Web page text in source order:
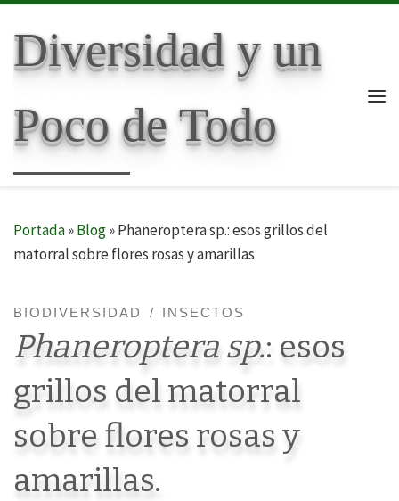
Diversidad y un
Poco de Todo
Portada»Blog»Phaneroptera sp.: esos grillos del
matorral sobre flores rosas y amarillas.
BIODIVERSIDAD INSECTOS
Phaneroptera sp.: esos
grillos del matorral
sobre flores rosas y
amarillas.